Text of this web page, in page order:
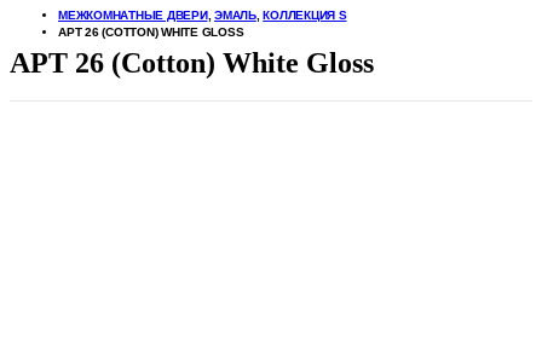
МЕЖКОМНАТНЫЕ ДВЕРИ, ЭМАЛЬ,КОЛЛЕКЦИЯ S
АРТ 26 (COTTON) WHITE GLOSS
АРТ 26 (Cotton) White Gloss